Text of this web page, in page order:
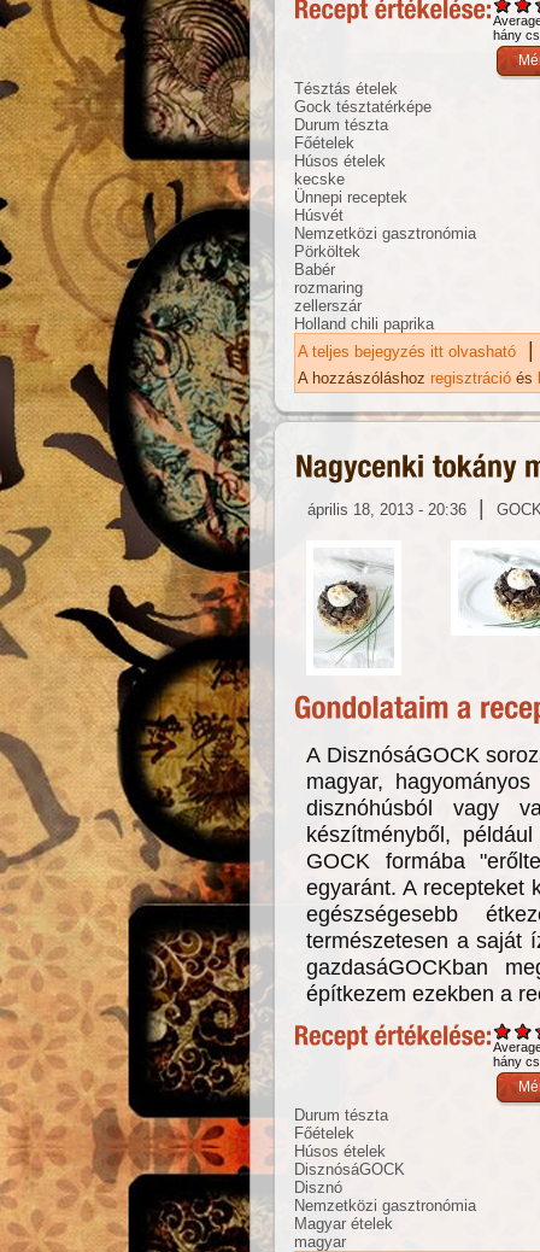
hány
Tésztás ételek
Gock tésztatérképe
Durum tészta
Főételek
Húsos ételek
kecske
Ünnepi receptek
Húsvét
Nemzetközi gasztronómia
Pörköltek
Babér
rozmaring
zellerszár
Holland chili paprika
A teljes bejegyzés itt olvasható
|
A hozzászóláshoz regisztráció és
április 18, 2013 - 20:36 |
A DisznósáGOCK
magyar,
disznóhúsból vagy
készítményből,
GOCK formába
egyaránt. A recepteket
egészségesebb
természetesen a saját
gazdasáGOCKban
építkezem ezekben a
hány
Durum tészta
Főételek
Húsos ételek
DisznósáGOCK
Disznó
Nemzetközi gasztronómia
Magyar ételek
magyar